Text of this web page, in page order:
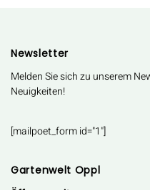
Newsletter
Melden Sie sich zu unserem
Neuigkeiten!
[mailpoet_form id="1"]
Gartenwelt Oppl